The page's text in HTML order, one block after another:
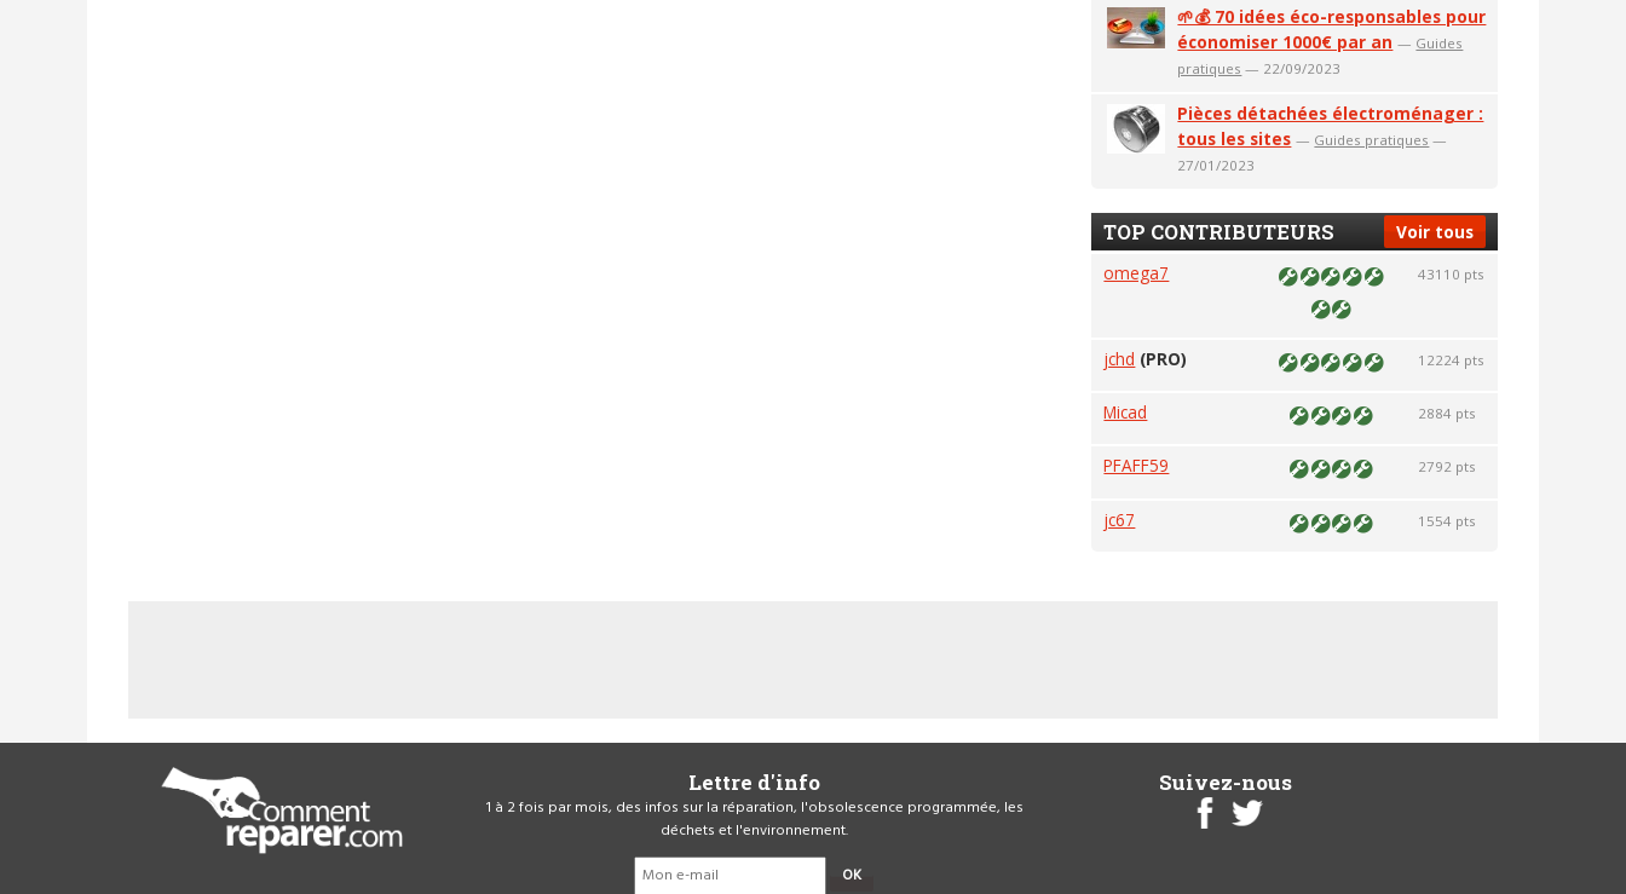
🌱💰 70 idées éco-responsables pour
économiser 1000€ par an — Guides
pratiques — 22/09/2023
Pièces détachées électroménager :
tous les sites — Guides pratiques —
27/01/2023
Voir tous
TOP CONTRIBUTEURS
omega7 43110 pts
jchd (PRO) 12224 pts
Micad 2884 pts
PFAFF59 2792 pts
jc67 1554 pts
Lettre d'info
1 à 2 fois par mois, des infos sur la réparation, l'obsolescence programmée, les
déchets et l'environnement.
OK
Suivez-nous